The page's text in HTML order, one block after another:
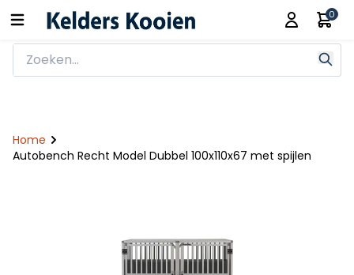
0
Home
Autobench Recht Model Dubbel 100x110x67 met spijlen